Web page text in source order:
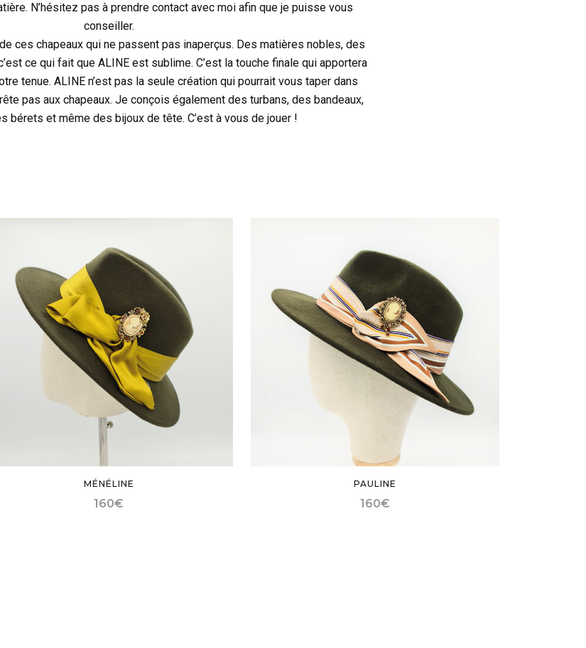
N’hésitez pas à prendre contact avec moi afin que je puisse vous
conseiller.
ces chapeaux qui ne passent pas inaperçus. Des matières nobles, des
ce qui fait que ALINE est sublime. C’est la touche finale qui apportera
tenue. ALINE n’est pas la seule création qui pourrait vous taper dans
pas aux chapeaux. Je conçois également des turbans, des bandeaux,
bérets et même des bijoux de tête. C’est à vous de jouer !
MÉNÉLINE
160€
PAULINE
160€